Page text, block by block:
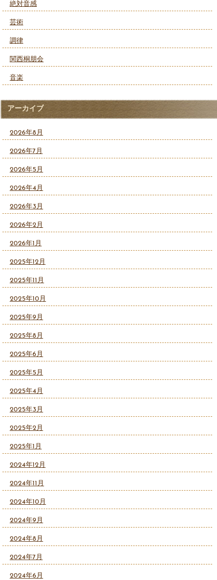
絶対音感
芸術
調律
関西桐朋会
音楽
アーカイブ
2026年8月
2026年7月
2026年5月
2026年4月
2026年3月
2026年2月
2026年1月
2025年12月
2025年11月
2025年10月
2025年9月
2025年8月
2025年6月
2025年5月
2025年4月
2025年3月
2025年2月
2025年1月
2024年12月
2024年11月
2024年10月
2024年9月
2024年8月
2024年7月
2024年6月